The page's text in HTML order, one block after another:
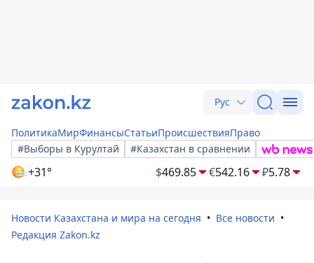
Рус
ПолитикаМирФинансыСтатьиПроисшествияПраво
#Выборы в Курултай
#Казахстан в сравнении
+31° $469.85 €542.16 ₽5.78
Новости Казахстана и мира на сегодня
Все новости
Редакция Zakon.kz